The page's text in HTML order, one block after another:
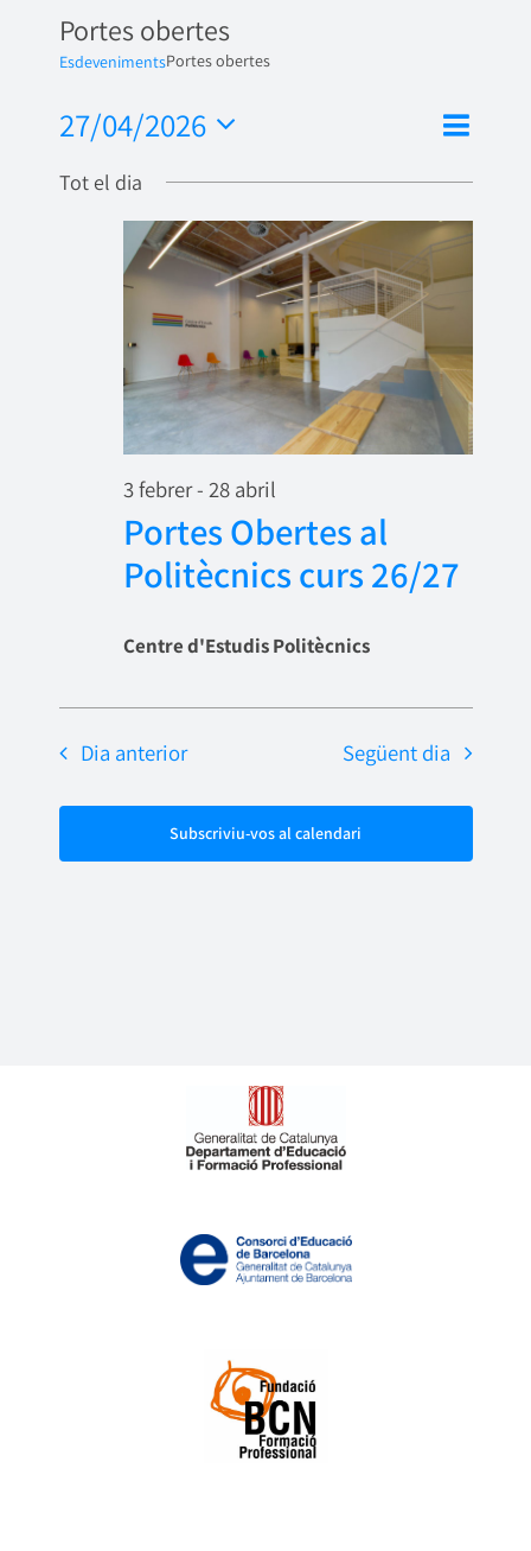
Portes obertes
EsdevenimentsPortes obertes
Vistes
de
Dia
27/04/2026
una
data.
Tot el dia
3 febrer- 28 abril
Portes Obertes al
Politècnics curs 26/27
Centre d'Estudis Politècnics
Dia anterior Següent dia
Subscriviu-vos al calendari